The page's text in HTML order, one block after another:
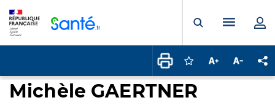
Ouvrir laMenu
Connectez-vous
Augmenter la
Michèle GAERTNER